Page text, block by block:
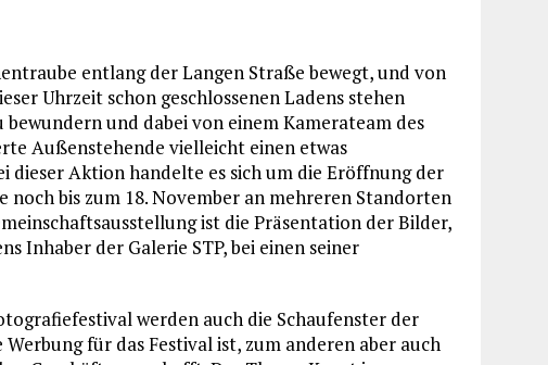
entlang der Langen Straße bewegt, und von
Uhrzeit schon geschlossenen Ladens stehen
und dabei von einem Kamerateam des
Außenstehende vielleicht einen etwas
dieser Aktion handelte es sich um die Eröffnung der
bis zum 18. November an mehreren Standorten
ist die Präsentation der Bilder,
Inhaber der Galerie STP, bei einen seiner
werden auch die Schaufenster der
für das Festival ist, zum anderen aber auch